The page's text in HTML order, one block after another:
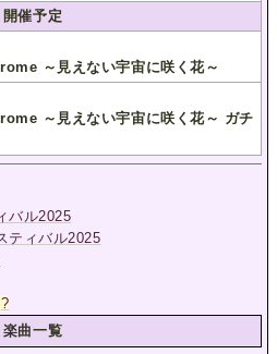
開催予定
～見えない宇宙に咲く花～
～見えない宇宙に咲く花～ ガチ
バル2025
ティバル2025
?
楽曲一覧